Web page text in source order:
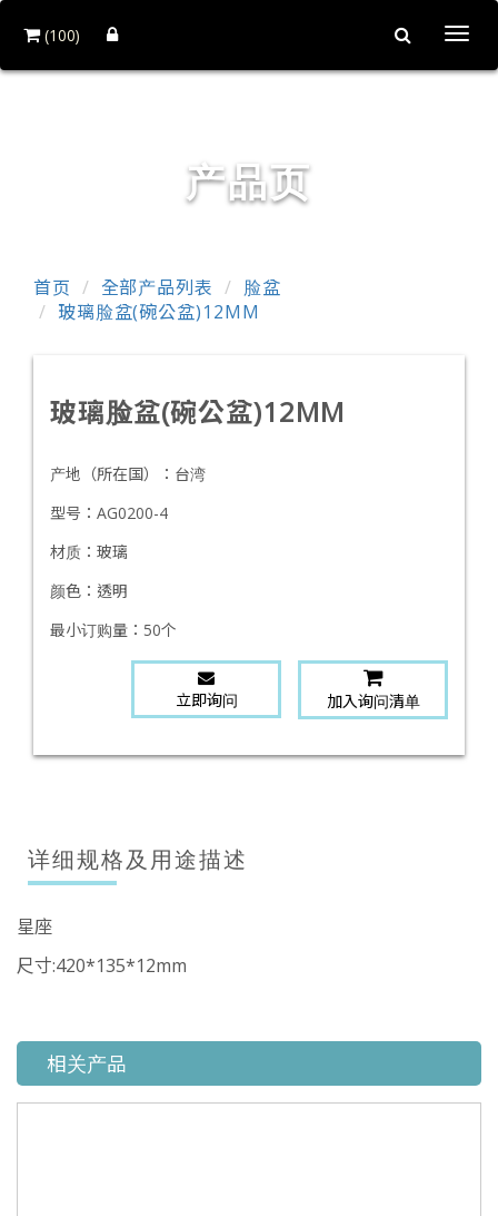
(100)
产品页
首页 全部产品列表
脸盆
玻璃脸盆(碗公盆)12MM
玻璃脸盆(碗公盆)12MM
产地（所在国）： 台湾
型号： AG0200-4
材质： 玻璃
颜色： 透明
最小订购量： 50个
立即询问 加入询问清单
详细规格及用途描述
星座
尺寸:420*135*12mm
相关产品